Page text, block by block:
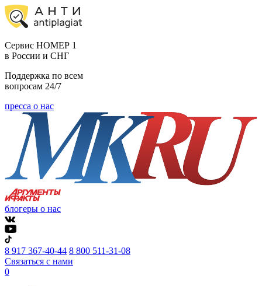
Cервис НОМЕР 1
в России и СНГ
Поддержка по всем
вопросам 24/7
пресса о нас
блогеры о нас
8 917 367-40-44 8 800 511-31-08
Связаться с нами
0